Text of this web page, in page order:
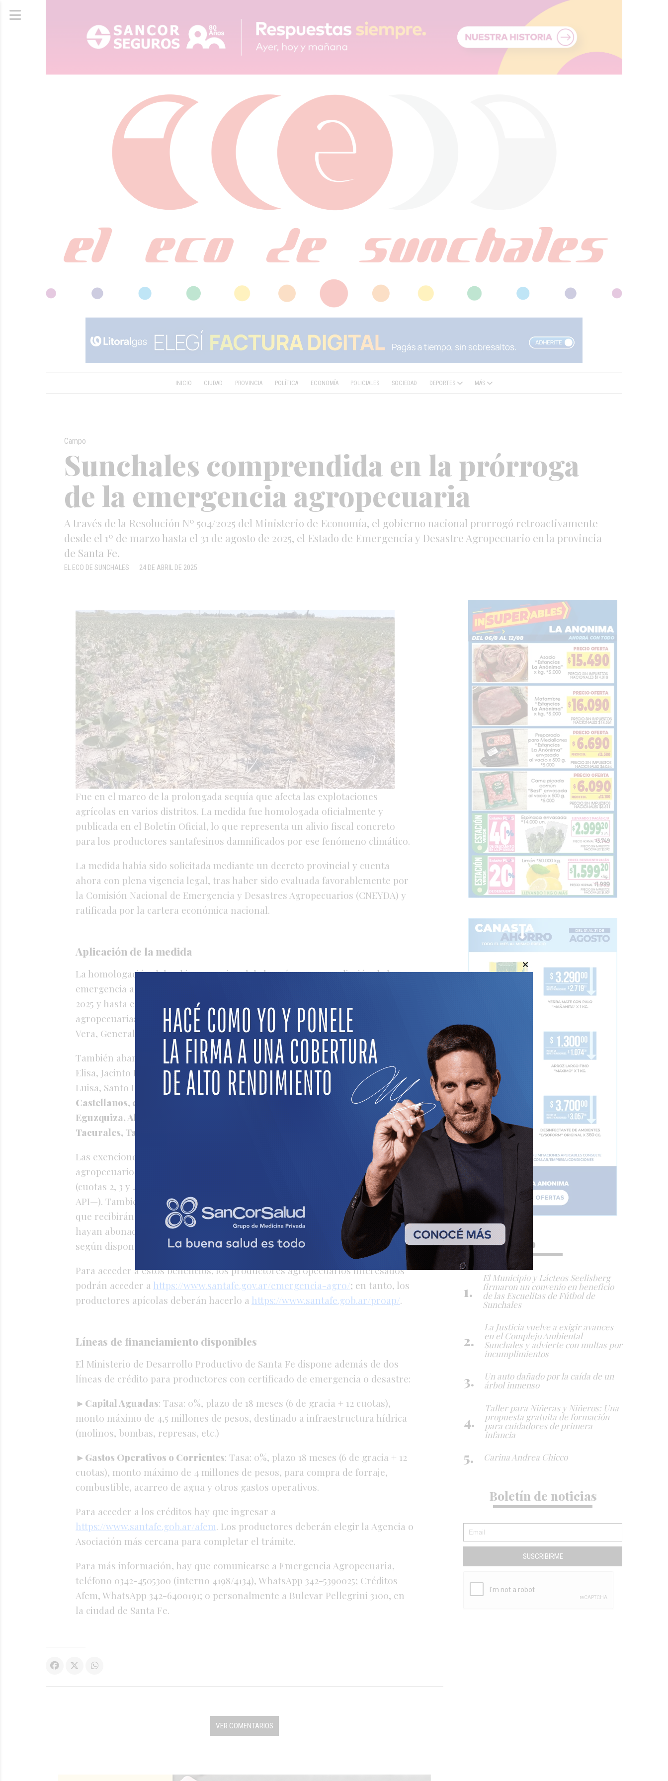
INICIO CIUDAD PROVINCIA POLÍTICA ECONOMÍA POLICIALES SOCIEDAD DEPORTES MÁS
Sunchales comprendida en la prórroga
de la emergencia agropecuaria
A través de la Resolución Nº 504/2025 del Ministerio de Economía, el gobierno nacional prorrogó retroactivamente
desde el 1º de marzo hasta el 31 de agosto de 2025, el Estado de Emergencia y Desastre Agropecuario en la provincia
de Santa Fe.
Campo
24 DE ABRIL DE 2025
EL ECO DE SUNCHALES
Fue en el marco de la prolongada sequía que afecta las explotaciones
agrícolas en varios distritos. La medida fue homologada oficialmente y
publicada en el Boletín Oficial, lo que representa un alivio fiscal concreto
para los productores santafesinos damnificados por ese fenómeno climático.
La medida había sido solicitada mediante un decreto provincial y cuenta
ahora con plena vigencia legal, tras haber sido evaluada favorablemente por
la Comisión Nacional de Emergencia y Desastres Agropecuarios (CNEYDA) y
ratificada por la cartera económica nacional.
Aplicación de la medida
La homologación del gobierno nacional de la prórroga y ampliación de la
emergencia agropecuaria tiene carácter retroactivo, desde el 1º de marzo de
2025 y hasta el 31 de agosto de 2025, y comprende explotaciones
agropecuarias afectadas por la sequía en los departamentos de 9 de Julio,
Vera, General Obligado, San Cristóbal, San Justo y San Javier.
También abarca localidades específicas del departamento Las Colonias como
Elisa, Jacinto L. Arauz, Ituzaingó, La Pelada, Soutomayor, Providencia, María
Luisa, Santo Domingo, Progreso, Hipatia y Sarmiento; y
del departamento
Castellanos, como Marini, Eusebia, Fidela, Colonia Bigand, Hugentobler,
Eguzquiza, Aldao, Lehmann, Sunchales, Colonia Bicha, Ataliva, Galisteo,
Tacurales, Tacural, Raquel, Humberto I, Virginia y Mauá.
Las exenciones fiscales alcanzarán a productores con certificado de desastre
agropecuario, con una exención total (100%) del Impuesto Inmobiliario Rural
(cuotas 2, 3 y 4 del calendario de la Administración Provincial de Impuestos —
API—). También a productores con certificado de emergencia agropecuaria,
que recibirán una prórroga en el vencimiento de esas cuotas. Quienes ya
hayan abonado las cuotas, podrán acceder a un crédito fiscal o devolución,
según disponga la API.
Para acceder a estos beneficios, los productores agropecuarios interesados
podrán acceder a https://www.santafe.gov.ar/emergencia-agro/; en tanto, los
productores apícolas deberán hacerlo a https://www.santafe.gob.ar/proap/.
Líneas de financiamiento disponibles
El Ministerio de Desarrollo Productivo de Santa Fe dispone además de dos
líneas de crédito para productores con certificado de emergencia o desastre:
►Capital Aguadas: Tasa: 0%, plazo de 18 meses (6 de gracia + 12 cuotas),
monto máximo de 4,5 millones de pesos, destinado a infraestructura hídrica
(molinos, bombas, represas, etc.)
►Gastos Operativos o Corrientes: Tasa: 0%, plazo 18 meses (6 de gracia + 12
cuotas), monto máximo de 4 millones de pesos, para compra de forraje,
combustible, acarreo de agua y otros gastos operativos.
Para acceder a los créditos hay que ingresar a
https://www.santafe.gob.ar/afem. Los productores deberán elegir la Agencia o
Asociación más cercana para completar el trámite.
Para más información, hay que comunicarse a Emergencia Agropecuaria,
teléfono 0342-4505300 (interno 4198/4134), WhatsApp 342-5390025; Créditos
Afem, WhatsApp 342-6400191; o personalmente a Bulevar Pellegrini 3100, en
la ciudad de Santa Fe.
VER COMENTARIOS
Lo más visto
El Municipio y Lácteos Seelisberg
firmaron un convenio en beneficio
de las Escuelitas de Fútbol de
Sunchales
La Justicia vuelve a exigir avances
en el Complejo Ambiental
Sunchales y advierte con multas por
incumplimientos
Un auto dañado por la caída de un
árbol inmenso
Taller para Niñeras y Niñeros: Una
propuesta gratuita de formación
para cuidadores de primera
infancia
Carina Andrea Chicco
Boletín de noticias
SUSCRIBIRME